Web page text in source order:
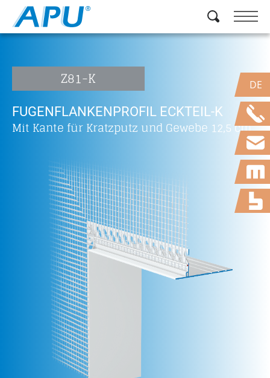
Z81-K
FUGENFLANKENPROFIL ECKTEIL-K
Mit Kante für Kratzputz und Gewebe 12,5 cm
DE